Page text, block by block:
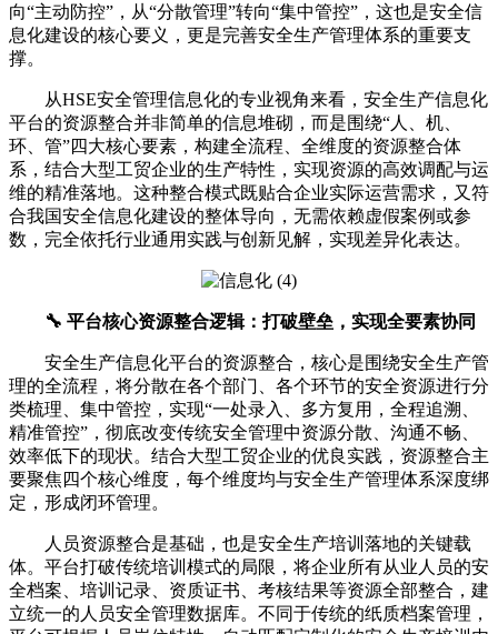
向“主动防控”，从“分散管理”转向“集中管控”，这也是安全信
息化建设的核心要义，更是完善安全生产管理体系的重要支
撑。
从HSE安全管理信息化的专业视角来看，安全生产信息化
平台的资源整合并非简单的信息堆砌，而是围绕“人、机、
环、管”四大核心要素，构建全流程、全维度的资源整合体
系，结合大型工贸企业的生产特性，实现资源的高效调配与运
维的精准落地。这种整合模式既贴合企业实际运营需求，又符
合我国安全信息化建设的整体导向，无需依赖虚假案例或参
数，完全依托行业通用实践与创新见解，实现差异化表达。
🔧 平台核心资源整合逻辑：打破壁垒，实现全要素协同
安全生产信息化平台的资源整合，核心是围绕安全生产管
理的全流程，将分散在各个部门、各个环节的安全资源进行分
类梳理、集中管控，实现“一处录入、多方复用，全程追溯、
精准管控”，彻底改变传统安全管理中资源分散、沟通不畅、
效率低下的现状。结合大型工贸企业的优良实践，资源整合主
要聚焦四个核心维度，每个维度均与安全生产管理体系深度绑
定，形成闭环管理。
人员资源整合是基础，也是安全生产培训落地的关键载
体。平台打破传统培训模式的局限，将企业所有从业人员的安
全档案、培训记录、资质证书、考核结果等资源全部整合，建
立统一的人员安全管理数据库。不同于传统的纸质档案管理，